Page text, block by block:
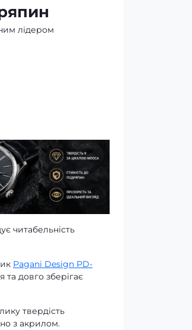
лідером
читабельність
Pagani Design PD-
довго зберігає
твердість
з акрилом.